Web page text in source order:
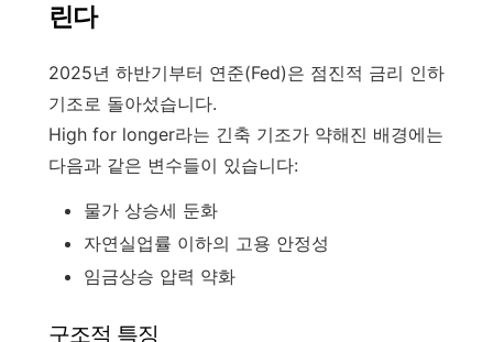
린다
2025년 하반기부터 연준(Fed)은 점진적 금리 인하
기조로 돌아섰습니다.
High for longer라는 긴축 기조가 약해진 배경에는
다음과 같은 변수들이 있습니다:
물가 상승세 둔화
자연실업률 이하의 고용 안정성
임금상승 압력 약화
구조적 특징